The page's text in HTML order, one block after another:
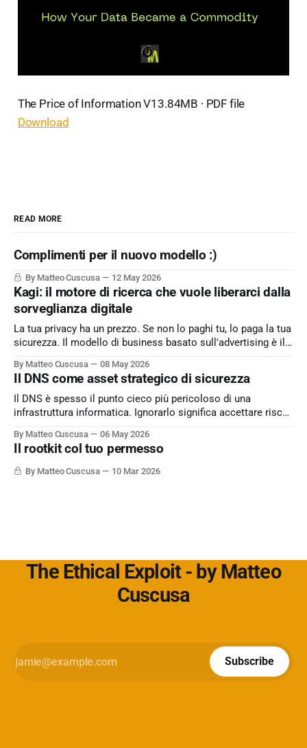
The Price of Information V13.84MB ∙ PDF file
Download
READ MORE
Complimenti per il nuovo modello :)
By Matteo Cuscusa 12 May 2026
Kagi: il motore di ricerca che vuole liberarci dalla
sorveglianza digitale
La tua privacy ha un prezzo. Se non lo paghi tu, lo paga la tua
sicurezza. Il modello di business basato sull'advertising è il
motore di ricerca un servizio dove l'utente è il cliente
By Matteo Cuscusa 08 May 2026
Il DNS come asset strategico di sicurezza
Il DNS è spesso il punto cieco più pericoloso di una
infrastruttura informatica. Ignorarlo significa accettare rischi
semplicemente per non aver messo in discussione un
default. L'approfondimento nel mio articolo su
Cybersecurity360 - Nextwork360:
By Matteo Cuscusa 06 May 2026
Il rootkit col tuo permesso
By Matteo Cuscusa 10 Mar 2026
The Ethical Exploit - by Matteo
Cuscusa
Subscribe